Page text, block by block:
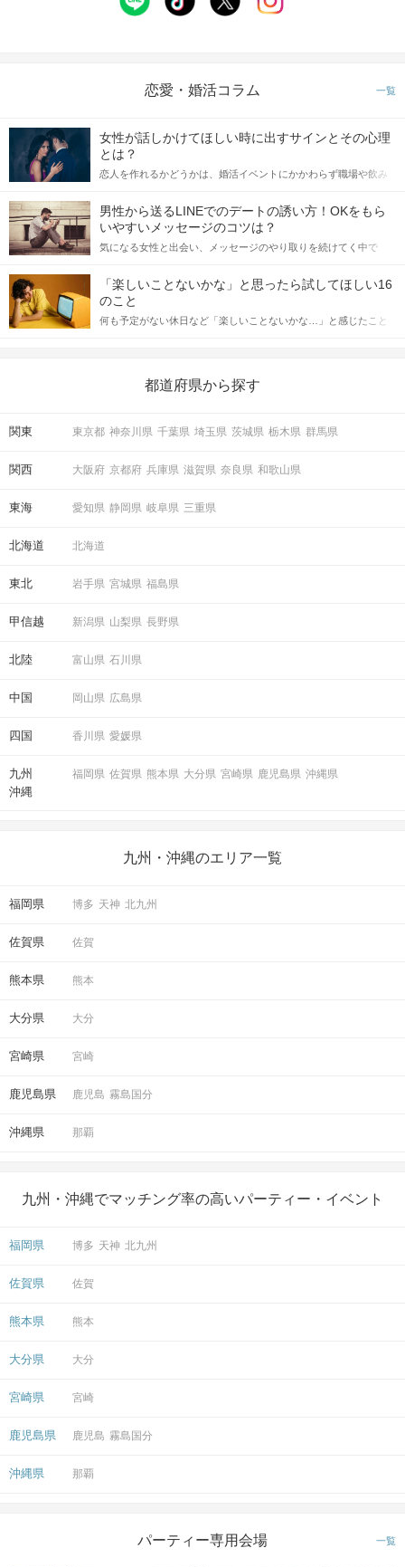
恋愛・婚活コラム 一覧
女性が話しかけてほしい時に出すサインとその心理
とは？
恋人を作れるかどうかは、婚活イベントにかかわらず職場や飲み
てアプローチできるかにも左右されます。 これから恋人作りを本
格的に始めようとしている方は、女性が異性を求めて出すサイン
をしっかりと理解し、正しい行動に移せるかどうかが重要。 この
記事では、女性が話しかけて欲しい時に出すサインとその心理を
合にどのような行動に繋げるべきかをご紹介していきます。
男性から送るLINEでのデートの誘い方！OKをもら
いやすいメッセージのコツは？
気になる女性と出会い、メッセージのやり取りを続けてく中で
しかし、中には「どう誘ったらいいの？」とお困りの男性もいら
っしゃるのではないでしょうか。 そこで今回は、男性から女性へ
送るLINEでのデートの誘い方のコツをご紹介します。例文も混じ
えながら解説するので、ぜひ参考にしてください。
「楽しいことないかな」と思ったら試してほしい16
のこと
何も予定がない休日など「楽しいことないかな…」と感じたこと
の楽しいことアイデアを集めました♪ いままさに楽しいことを探し
都道府県から探す
関東 東京都 神奈川県 千葉県 埼玉県 茨城県 栃木県 群馬県
関西 大阪府 京都府 兵庫県 滋賀県 奈良県 和歌山県
東海 愛知県 静岡県 岐阜県 三重県
北海道 北海道
東北 岩手県 宮城県 福島県
甲信越 新潟県 山梨県 長野県
北陸 富山県 石川県
中国 岡山県 広島県
四国 香川県 愛媛県
九州
沖縄
福岡県 佐賀県 熊本県 大分県 宮崎県 鹿児島県 沖縄県
九州・沖縄のエリア一覧
福岡県 博多 天神 北九州
佐賀県 佐賀
熊本県 熊本
大分県 大分
宮崎県 宮崎
鹿児島県 鹿児島 霧島国分
沖縄県 那覇
九州・沖縄でマッチング率の高いパーティー・イベント
福岡県 博多 天神 北九州
佐賀県 佐賀
熊本県 熊本
大分県 大分
宮崎県 宮崎
鹿児島県 鹿児島 霧島国分
沖縄県 那覇
パーティー専用会場 一覧